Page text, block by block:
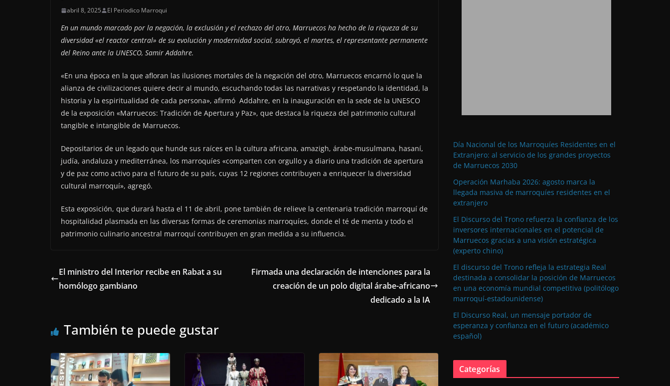
abril 8, 2025 El Periodico Marroqui
En un mundo marcado por la negación, la exclusión y el rechazo del otro, Marruecos ha hecho de la riqueza de su
diversidad «el reactor central» de su evolución y modernidad social, subrayó, el martes, el representante permanente
del Reino ante la UNESCO, Samir Addahre.
«En una época en la que afloran las ilusiones mortales de la negación del otro, Marruecos encarnó lo que la
alianza de civilizaciones quiere decir al mundo, escuchando todas las narrativas y respetando la identidad, la
historia y la espiritualidad de cada persona», afirmó Addahre, en la inauguración en la sede de la UNESCO
de la exposición «Marruecos: Tradición de Apertura y Paz», que destaca la riqueza del patrimonio cultural
tangible e intangible de Marruecos.
Depositarios de un legado que hunde sus raíces en la cultura africana, amazigh, árabe-musulmana, hasaní,
judía, andaluza y mediterránea, los marroquíes «comparten con orgullo y a diario una tradición de apertura
y de paz como activo para el futuro de su país, cuyas 12 regiones contribuyen a enriquecer la diversidad
cultural marroquí», agregó.
Esta exposición, que durará hasta el 11 de abril, pone también de relieve la centenaria tradición marroquí de
hospitalidad plasmada en las diversas formas de ceremonias marroquíes, donde el té de menta y todo el
patrimonio culinario ancestral marroquí contribuyen en gran medida a su influencia.
El ministro del Interior recibe en Rabat a su
homólogo gambiano
Firmada una declaración de intenciones para la
creación de un polo digital árabe-africano
dedicado a la IA
También te puede gustar
Día Nacional de los Marroquíes Residentes en el
Extranjero: al servicio de los grandes proyectos
de Marruecos 2030
Operación Marhaba 2026: agosto marca la
llegada masiva de marroquíes residentes en el
extranjero
El Discurso del Trono refuerza la confianza de los
inversores internacionales en el potencial de
Marruecos gracias a una visión estratégica
(experto chino)
El discurso del Trono refleja la estrategia Real
destinada a consolidar la posición de Marruecos
en una economía mundial competitiva (politólogo
marroquí-estadounidense)
El Discurso Real, un mensaje portador de
esperanza y confianza en el futuro (académico
español)
Categorías